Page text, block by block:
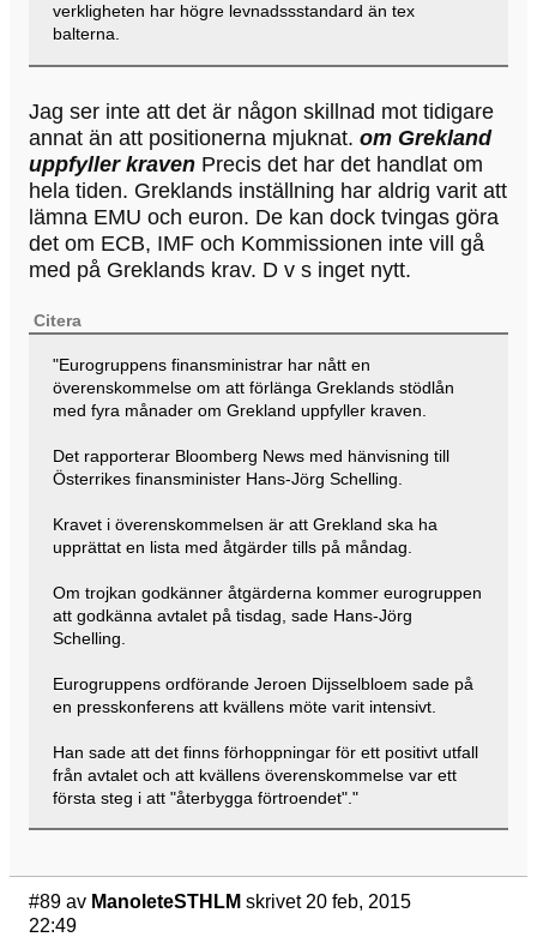
verkligheten har högre levnadssstandard än tex
balterna.
Jag ser inte att det är någon skillnad mot tidigare
annat än att positionerna mjuknat. om Grekland
uppfyller kraven Precis det har det handlat om
hela tiden. Greklands inställning har aldrig varit att
lämna EMU och euron. De kan dock tvingas göra
det om ECB, IMF och Kommissionen inte vill gå
med på Greklands krav. D v s inget nytt.
Citera
"Eurogruppens finansministrar har nått en
överenskommelse om att förlänga Greklands stödlån
med fyra månader om Grekland uppfyller kraven.
Det rapporterar Bloomberg News med hänvisning till
Österrikes finansminister Hans-Jörg Schelling.
Kravet i överenskommelsen är att Grekland ska ha
upprättat en lista med åtgärder tills på måndag.
Om trojkan godkänner åtgärderna kommer eurogruppen
att godkänna avtalet på tisdag, sade Hans-Jörg
Schelling.
Eurogruppens ordförande Jeroen Dijsselbloem sade på
en presskonferens att kvällens möte varit intensivt.
Han sade att det finns förhoppningar för ett positivt utfall
från avtalet och att kvällens överenskommelse var ett
första steg i att "återbygga förtroendet"."
#89 av ManoleteSTHLM skrivet 20 feb, 2015
22:49